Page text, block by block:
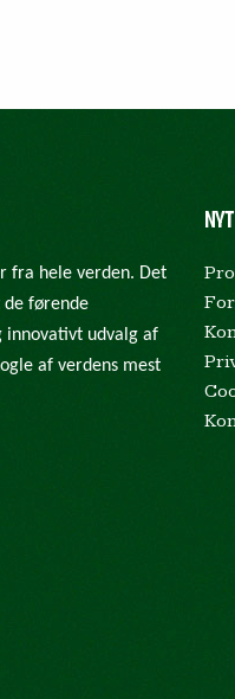
fra hele verden. Det
de førende
udvalg af
af verdens mest